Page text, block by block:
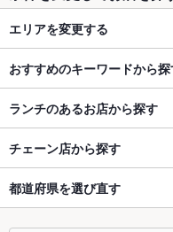
エリアを変更する
おすすめのキーワードから
ランチのあるお店から探す
チェーン店から探す
都道府県を選び直す